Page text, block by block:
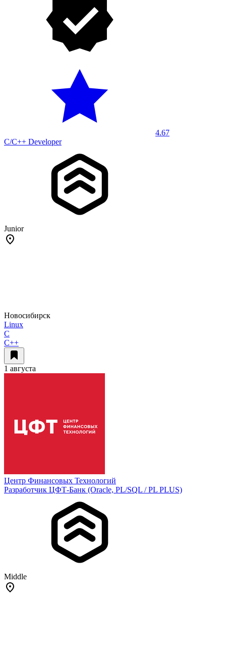
4.67
C/C++ Developer
Junior
Новосибирск
Linux
C
C++
1 августа
Центр Финансовых Технологий
Разработчик ЦФТ-Банк (Oracle, PL/SQL / PL PLUS)
Middle